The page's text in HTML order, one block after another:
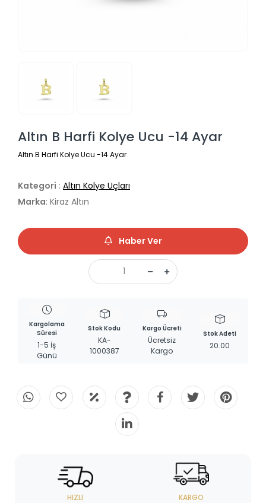
Altın B Harfi Kolye Ucu -14 Ayar
Altın B Harfi Kolye Ucu -14 Ayar
Kategori : Altın Kolye Uçları
Marka: Kiraz Altın
Haber Ver
Kargolama
Süresi
1-5 İş
Günü
Stok Kodu
KA-
1000387
Kargo Ücreti
Ücretsiz
Kargo
Stok Adeti
20.00
HIZLI
KARGO